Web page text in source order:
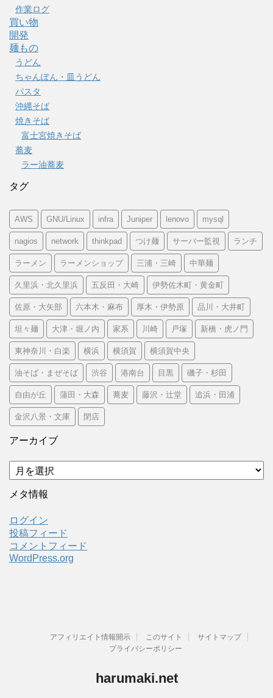
作業ログ
買い物
開発
麺もの
うどん
ちゃんぽん・皿うどん
パスタ
沖縄そば
焼きそば
富士宮焼きそば
蕎麦
ラー油蕎麦
タグ
AWS GNU/Linux infra Juniper lenovo mysql
nagios network thinkpad つけ麺 サーバー監視 ランチ
ラーメン ラーメンショップ 三浦・三崎 中華麺
久里浜・北久里浜 五反田・大崎 伊勢佐木町・黄金町
佐原・大矢部 六本木・麻布 厚木・伊勢原 品川・大井町
坦々麺 大津・堀ノ内 家系 川崎 戸塚 新橋・虎ノ門
東神奈川・白楽 横浜 横須賀 横須賀中央
油そば・まぜそば 渋谷 港南台 目黒 磯子・杉田
自由が丘 蒲田・大森 蕎麦 藤沢・辻堂 追浜・田浦
金沢八景・文庫 閉店
アーカイブ
ア
ー
カ
ブ
メタ情報
ログイン
投稿フィード
コメントフィード
WordPress.org
アフィリエイト情報開示 このサイト
サイトマップ
プライバシーポリシー
harumaki.net